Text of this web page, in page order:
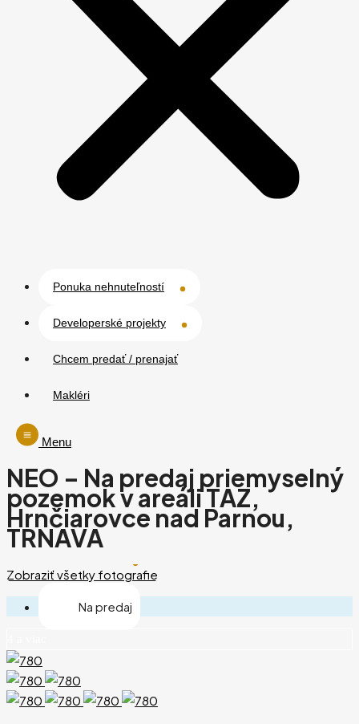
Ponuka nehnuteľností
Developerské projekty
Chcem predať / prenajať
Makléri
Menu
NEO – Na predaj priemyselný
pozemok v areáli TAZ,
Hrnčiarovce nad Parnou,
TRNAVA
Zobraziť všetky fotografie
Na predaj